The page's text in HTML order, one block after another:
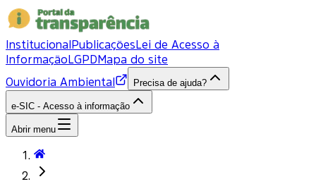
Institucional Publicações Lei de Acesso à
Informação LGPD Mapa do site
Ouvidoria Ambiental
Precisa de ajuda?
e-SIC - Acesso à informação
Abrir menu